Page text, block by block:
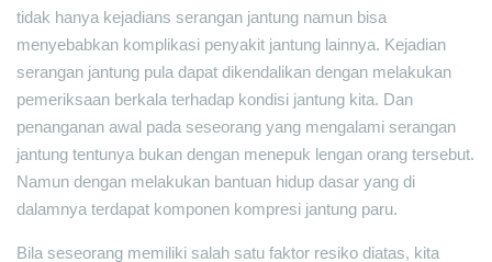
tidak hanya kejadians serangan jantung namun bisa
menyebabkan komplikasi penyakit jantung lainnya. Kejadian
serangan jantung pula dapat dikendalikan dengan melakukan
pemeriksaan berkala terhadap kondisi jantung kita. Dan
penanganan awal pada seseorang yang mengalami serangan
jantung tentunya bukan dengan menepuk lengan orang tersebut.
Namun dengan melakukan bantuan hidup dasar yang di
dalamnya terdapat komponen kompresi jantung paru.
Bila seseorang memiliki salah satu faktor resiko diatas, kita